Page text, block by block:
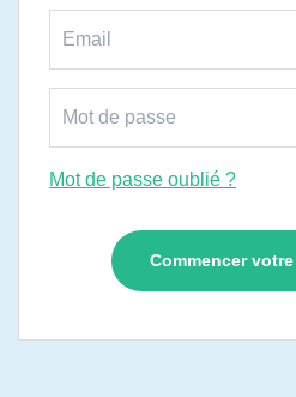
Mot de passe oublié ?